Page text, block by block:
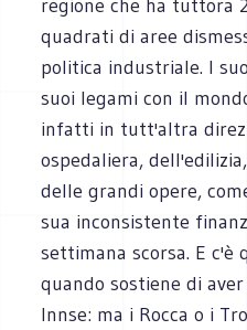
regione che ha tuttora
quadrati di aree
politica industriale. I
suoi legami con il
infatti in tutt'altra
ospedaliera,
delle grandi opere,
sua inconsistente
settimana scorsa. E c'è
quando sostiene di
Innse: ma i Rocca o i